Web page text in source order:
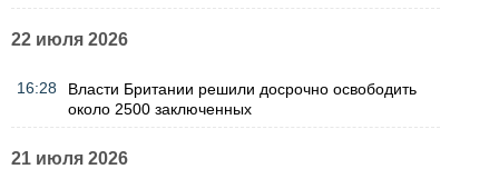
22 июля 2026
16:28
Власти Британии решили досрочно освободить
около 2500 заключенных
21 июля 2026